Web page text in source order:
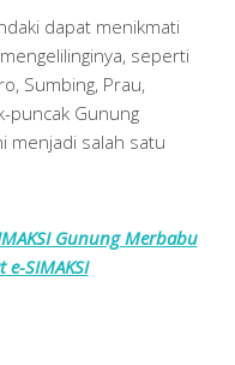
dapat menikmati
seperti
Sumbing, Prau,
puncak Gunung
menjadi salah satu
Gunung Merbabu
SIMAKSI